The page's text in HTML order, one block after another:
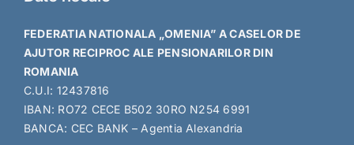
FEDERATIA NATIONALA „OMENIA” A CASELOR DE
AJUTOR RECIPROC ALE PENSIONARILOR DIN
ROMANIA
C.U.I: 12437816
IBAN: RO72 CECE B502 30RO N254 6991
BANCA: CEC BANK – Agentia Alexandria